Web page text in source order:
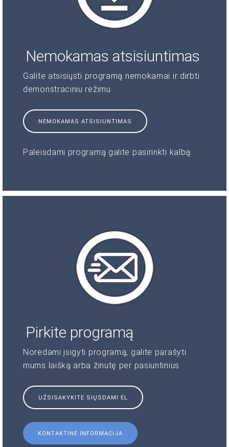
Nemokamas atsisiuntimas
Galite atsisiųsti programą nemokamai ir dirbti
demonstraciniu režimu
NEMOKAMAS ATSISIUNTIMAS
Paleisdami programą galite pasirinkti kalbą.
Pirkite programą
Norėdami įsigyti programą, galite parašyti
mums laišką arba žinutę per pasiuntinius
UŽSISAKYKITE SIŲSDAMI EL
KONTAKTINĖ INFORMACIJA